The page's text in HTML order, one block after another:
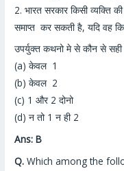
2.भारत सरकार किसी व्यक्ति
समाप्त कर सकती है, यदि वह
उपर्युक्त कथनो मे से कौनसे
(a)केवल 1
(b)केवल 2
(c) 1और 2दोनो
(d)न तो 1न ही 2
Ans: B
Q.Which among the